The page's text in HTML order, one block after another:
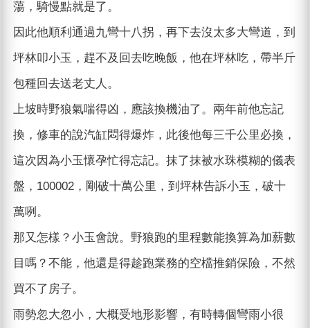
蕩，騎慢點就是了。
因此他順利通過九彎十八拐，再下去沒太多大彎道，到
坪林叩小玉，趕不及回去吃晚飯，他在坪林吃，帶半斤
包種回去送老丈人。
上坡時野狼氣喘得凶，應該換機油了。兩年前他忘記
換，修車的說汽缸悶得爆炸，此後他每三千公里必換，
這次因為小玉懷孕忙得忘記。抹了抹被水珠模糊的儀表
盤，100002，剛破十萬公里，到坪林告訴小玉，破十
萬咧。
那又怎樣？小玉會說。野狼跑的里程數能換算為加薪數
目嗎？不能，他還是得趁跑業務的空檔推銷保險，不然
買不了房子。
雨勢忽大忽小，大概受地形影響，有時轉個彎雨小很